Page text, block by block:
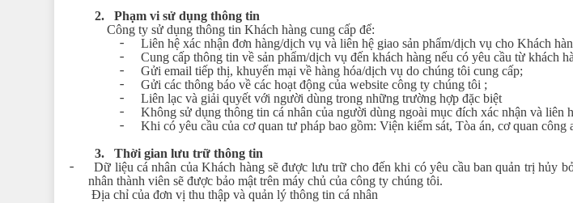
Ray trượt – bản lề – tay nắm cửa
Phụ kiện tủ bếp dưới
Giá để bát đĩa đa năng
Giá để dao thớt
Kệ để chất tẩy rửa
Kệ gia vị
2.
Phạm vi sử dụng thông tin
Công ty sử dụng thông tin Khách hàng cung cấp để:
- Liên hệ xác nhận đơn hàng/dịch vụ và liên hệ giao sản phẩm/dịch vụ cho Khách
- Cung cấp thông tin về sản phẩm/dịch vụ đến khách hàng nếu có yêu cầu từ khách
- Gửi email tiếp thị, khuyến mại về hàng hóa/dịch vụ do chúng tôi cung cấp;
- Gửi các thông báo về các hoạt động của website công ty chúng tôi ;
- Liên lạc và giải quyết với người dùng trong những trường hợp đặc biệt
- Không sử dụng thông tin cá nhân của người dùng ngoài mục đích xác nhận và liên
-
Khi có yêu cầu của cơ quan tư pháp bao gồm: Viện kiểm sát, Tòa án, cơ quan
3.
Thời gian lưu trữ thông tin
-
Dữ liệu cá nhân của Khách hàng sẽ được lưu trữ cho đến khi có yêu cầu ban quản trị hủy
nhân thành viên sẽ được bảo mật trên máy chủ của công ty chúng tôi.
Địa chỉ của đơn vị thu thập và quản lý thông tin cá nhân